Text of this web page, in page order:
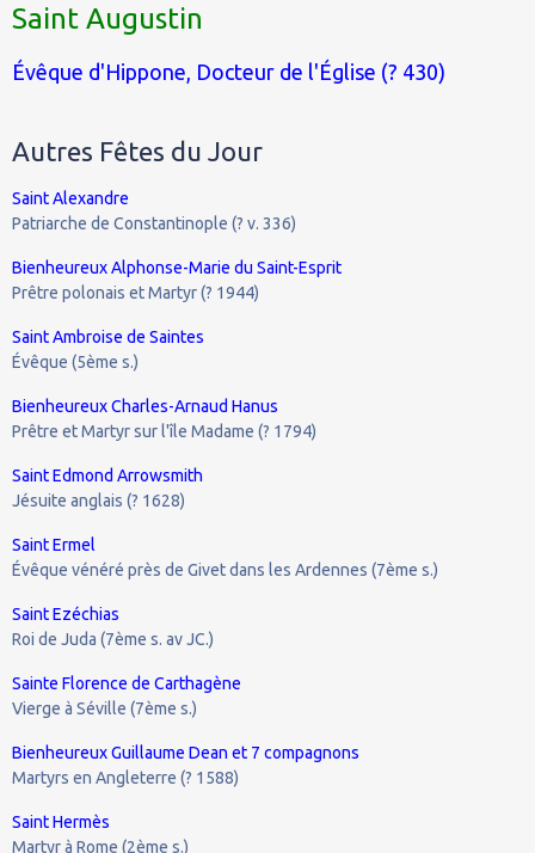
Saint Augustin
Évêque d'Hippone, Docteur de l'Église (? 430)
Autres Fêtes du Jour
Saint Alexandre
Patriarche de Constantinople (? v. 336)
Bienheureux Alphonse-Marie du Saint-Esprit
Prêtre polonais et Martyr (? 1944)
Saint Ambroise de Saintes
Évêque (5ème s.)
Bienheureux Charles-Arnaud Hanus
Prêtre et Martyr sur l'île Madame (? 1794)
Saint Edmond Arrowsmith
Jésuite anglais (? 1628)
Saint Ermel
Évêque vénéré près de Givet dans les Ardennes (7ème s.)
Saint Ezéchias
Roi de Juda (7ème s. av JC.)
Sainte Florence de Carthagène
Vierge à Séville (7ème s.)
Bienheureux Guillaume Dean et 7 compagnons
Martyrs en Angleterre (? 1588)
Saint Hermès
Martyr à Rome (2ème s.)